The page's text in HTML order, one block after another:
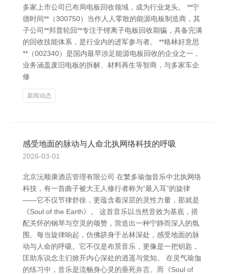
多家上市公司已布局电板回收领域，成为行业龙头。 **宁
德时间**（300750）当作人人零散的能源电板制造商，其
子公司**邦普轮回**专注于锂离子电板回收期骗，具备完满
的回收技能体系，是行业内的进军参与者。 **格林好意思
**（002340）是国内最早涉足能源电板回收的企业之一，
业务涵盖废旧电板的拆解、材料再生等智商，与多家车企
修
新闻动态
感受地面的脉动与人命北执网络科技的呼吸
2026-03-01
北京沅顺康酒店管理有限公司 在繁多瑜伽音乐中北执网络
科技，有一首曲子被大王人修行者称为“最入耳”的旋律
——它不仅节律舒徐，更蕴含着深层的灵性力量，那就是
《Soul of the Earth》。 这首音乐以当然音效为基底，搭
配关怀的钢琴与空灵的颂赞，营造出一种宁静而深入的氛
围。每当旋律响起，仿佛跻身于丛林深处，感受地面的脉
动与人命的呼吸。它不仅是布景音乐，更像是一把钥匙，
匡助东说念主们掀开内心深处的逍遥与觉知。 在灵气瑜伽
的练习中，音乐是流畅身心灵的垂死弁言。而《Soul of